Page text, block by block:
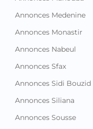
Annonces Medenine
Annonces Monastir
Annonces Nabeul
Annonces Sfax
Annonces Sidi Bouzid
Annonces Siliana
Annonces Sousse